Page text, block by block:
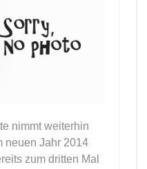
nimmt weiterhin
neuen Jahr 2014
zum dritten Mal